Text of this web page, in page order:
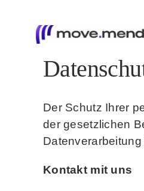
content
Der Schutz Ihrer
der gesetzlichen
Kontakt mit uns